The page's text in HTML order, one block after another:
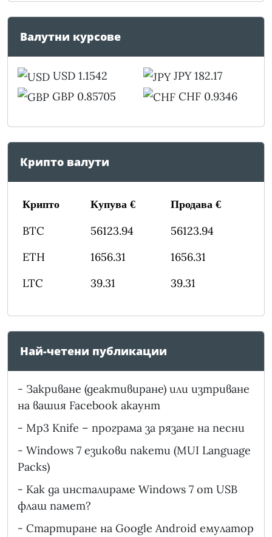
Валутни курсове
USD 1.1542
GBP 0.85705
JPY 182.17
CHF 0.9346
Крипто валути
Крипто Купува € Продава €
BTC 56123.94
56123.94
ETH
1656.31
1656.31
LTC
39.31 39.31
Най-четени публикации
- Закриване (деактивиране) или изтриване
на вашия Facebook акаунт
- Mp3 Knife – програма за рязане на песни
- Windows 7 езикови пакети (MUI Language
Packs)
- Как да инсталираме Windows 7 от USB
флаш памет?
- Стартиране на Google Android емулатор